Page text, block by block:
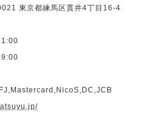
東京都練馬区貫井4丁目16-4